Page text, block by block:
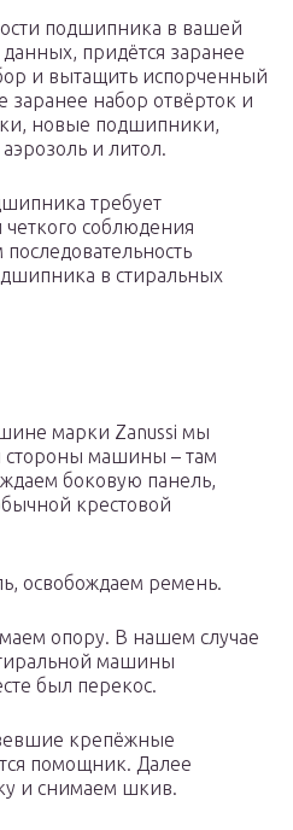
подшипника в вашей
придётся заранее
и вытащить испорченный
заранее набор отвёрток и
новые подшипники,
и литол.
требует
соблюдения
в стиральных
марки Zanussi мы
стороны машины – там
боковую панель,
крестовой
освобождаем ремень.
опору. В нашем случае
машины
был перекос.
крепёжные
помощник. Далее
и снимаем шкив.